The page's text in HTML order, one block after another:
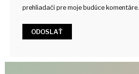
prehliadači pre moje budúce komentáre.